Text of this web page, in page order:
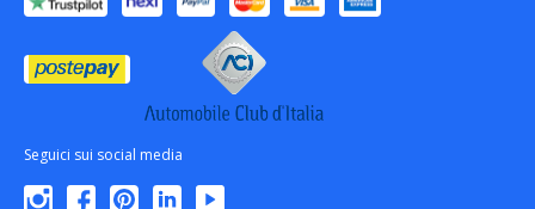
Seguici sui social media